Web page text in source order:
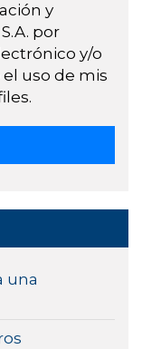
y
por
y/o
uso de mis
una